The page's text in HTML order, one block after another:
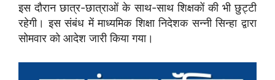
इस दौरान छात्र-छात्राओं के साथ-साथ शिक्षकों की भी छुट्टी
रहेगी। इस संबंध में माध्यमिक शिक्षा निदेशक सन्नी सिन्हा द्वारा
सोमवार को आदेश जारी किया गया।